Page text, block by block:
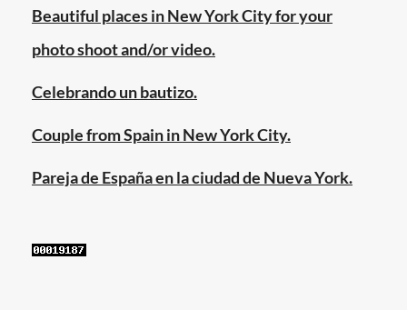
island,
sixteen,
wedding
Beautiful places in New York City for your
photo shoot and/or video.
Celebrando un bautizo.
Couple from Spain in New York City.
Pareja de España en la ciudad de Nueva York.